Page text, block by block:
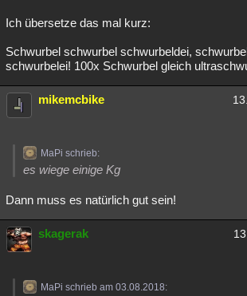
Ich übersetze das mal kurz:
Schwurbel schwurbel schwurbeldei,
schwurbelei! 100x Schwurbel gleich
mikemcbike
MaPi schrieb:
es wiege einige Kg
Dann muss es natürlich gut sein!
skagerak
MaPi schrieb am 03.08.2018: